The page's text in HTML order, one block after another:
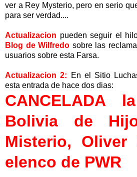
ver a Rey Mysterio, pero en serio
para ser verdad....
Actualizacion pueden seguir el
Blog de Wilfredo sobre las
usuarios sobre esta Farsa.
Actualizacion 2: En el Sitio
esta entrada de hace dos dias:
CANCELADA
Bolivia de
Misterio,
elenco de PWR